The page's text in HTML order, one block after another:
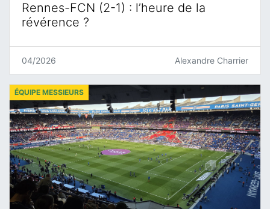
Rennes-FCN (2-1) : l’heure de la
révérence ?
04/2026 Alexandre Charrier
ÉQUIPE MESSIEURS